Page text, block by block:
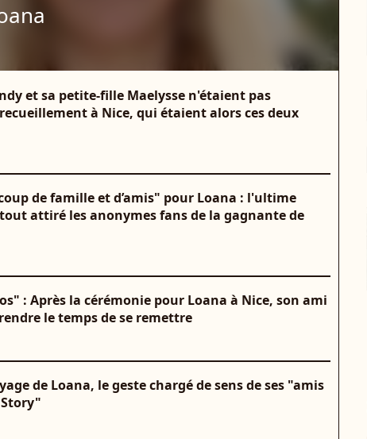
et sa petite-fille Maelysse n'étaient pas
à Nice, qui étaient alors ces deux
de famille et d’amis" pour Loana : l'ultime
attiré les anonymes fans de la gagnante de
: Après la cérémonie pour Loana à Nice, son ami
le temps de se remettre
de Loana, le geste chargé de sens de ses "amis